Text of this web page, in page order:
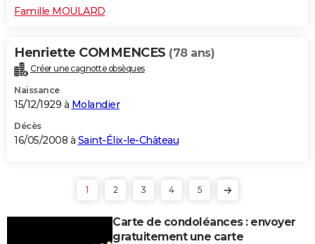
Famille MOULARD
Henriette COMMENCES (78 ans)
Créer une cagnotte obsèques
Naissance
15/12/1929 à Molandier
Décès
16/05/2008 à Saint-Élix-le-Château
1 2 3 4 5
Carte de condoléances : envoyer
gratuitement une carte